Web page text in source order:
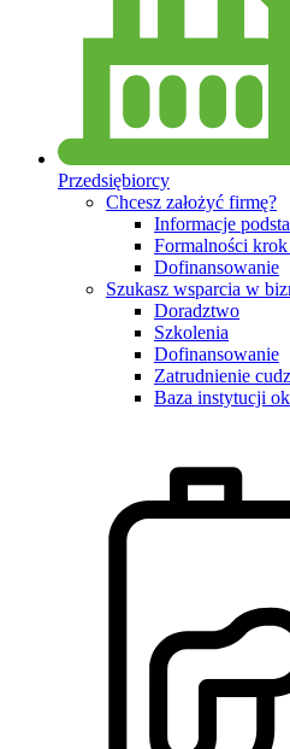
Przedsiębiorcy
Chcesz założyć firmę?
Informacje
Formalności
Dofinansowanie
Szukasz wsparcia w
Doradztwo
Szkolenia
Dofinansowanie
Zatrudnienie
Baza instytucji